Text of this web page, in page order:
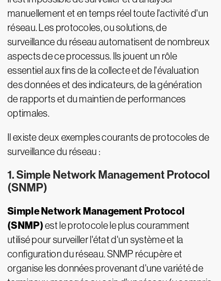
manuellement et en temps réel toute l'activité d'un
réseau. Les protocoles, ou solutions, de
surveillance du réseau automatisent de nombreux
aspects de ce processus. Ils jouent un rôle
essentiel aux fins de la collecte et de l'évaluation
des données et des indicateurs, de la génération
de rapports et du maintien de performances
optimales.
Il existe deux exemples courants de protocoles de
surveillance du réseau :
1. Simple Network Management Protocol
(SNMP)
Simple Network Management Protocol
(SNMP)est le protocole le plus couramment
utilisé pour surveiller l'état d'un système et la
configuration du réseau. SNMP récupère et
organise les données provenant d'une variété de